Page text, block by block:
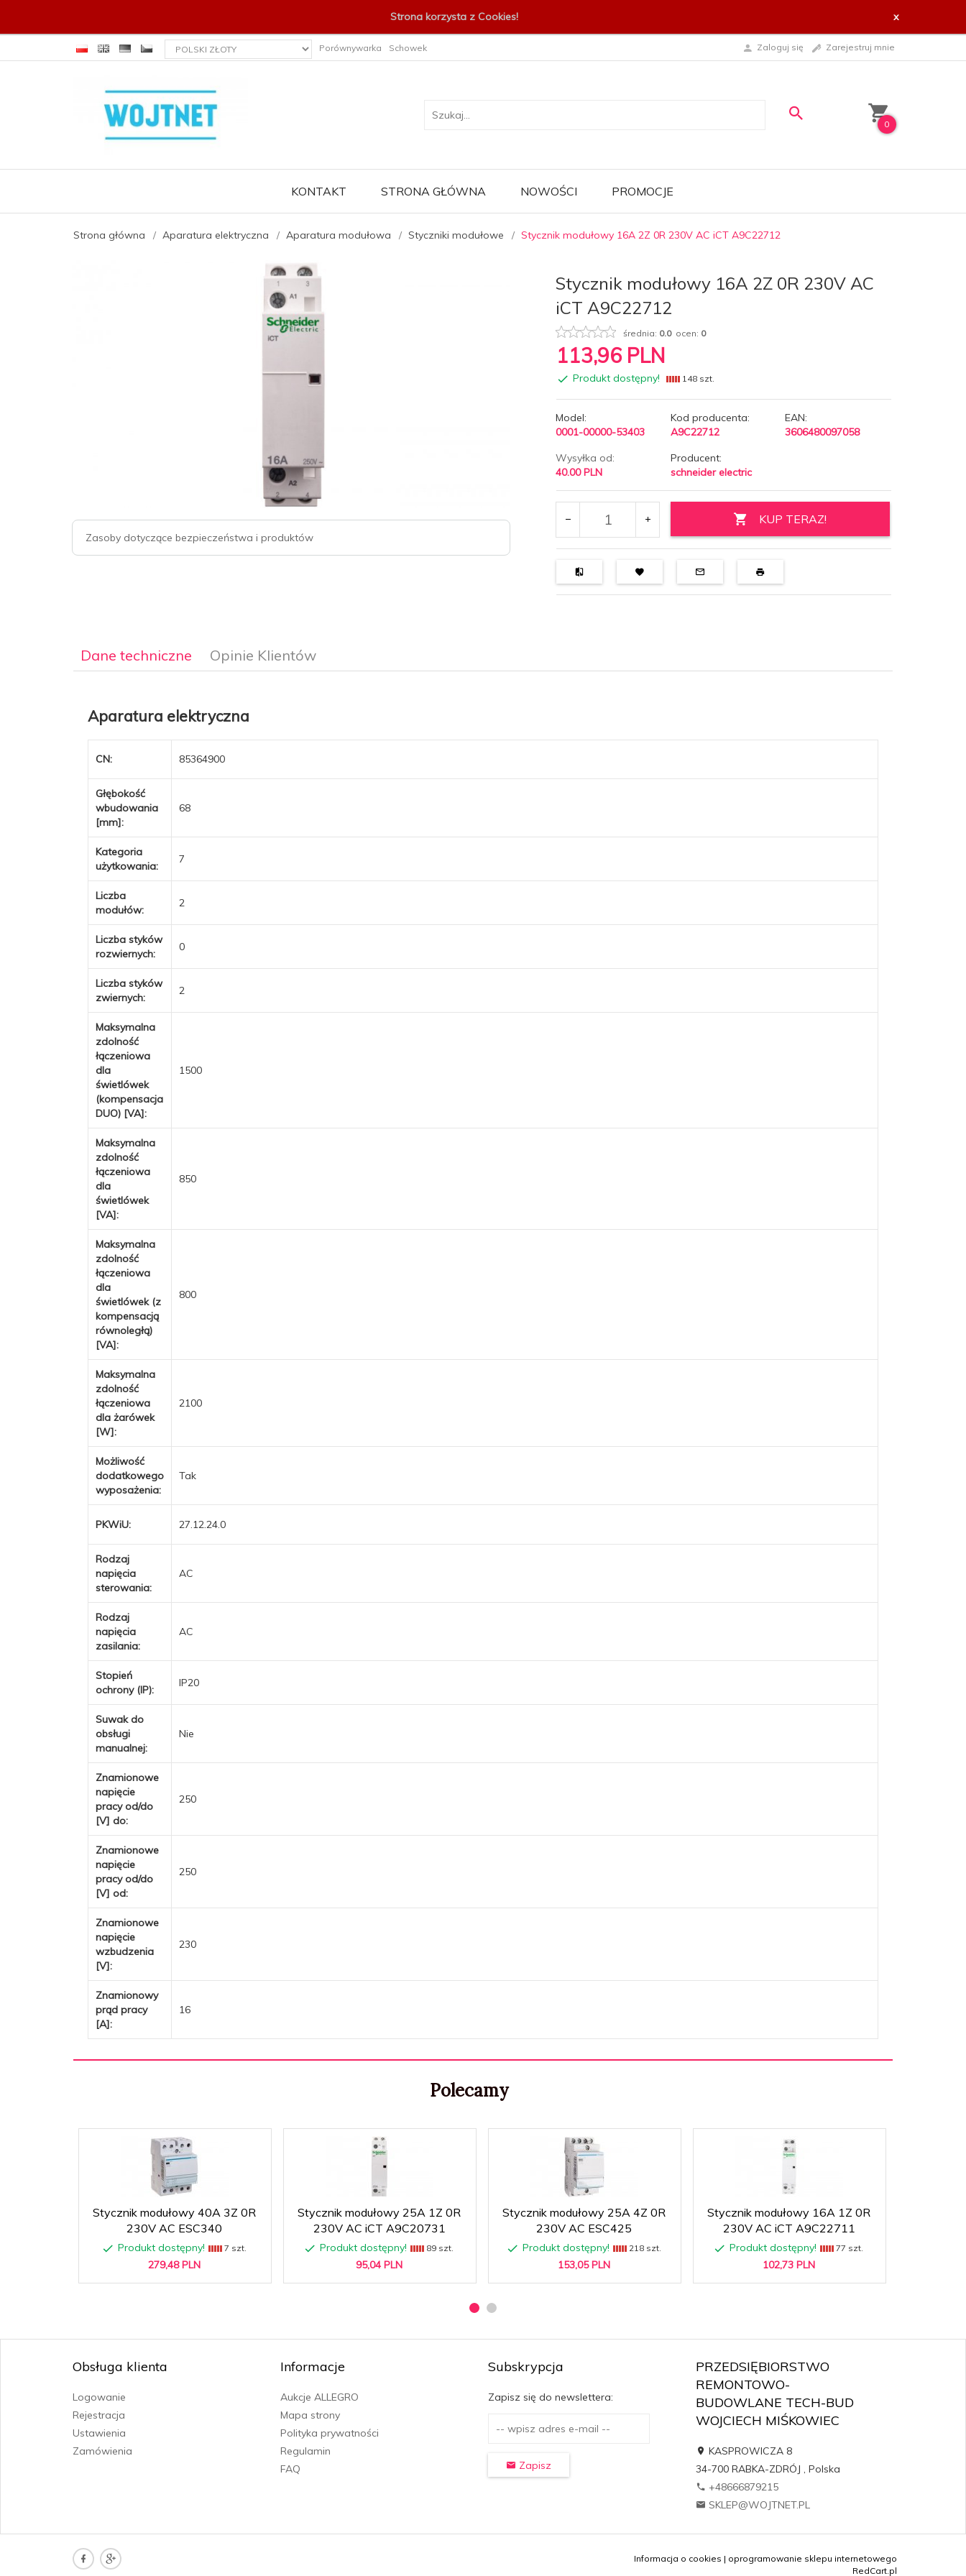
Strona korzysta z Cookies! x
currency_h Porównywarka Schowek Zaloguj się Zarejestruj mnie
0
KONTAKT STRONA GŁÓWNA NOWOŚCI PROMOCJE
Strona główna Aparatura elektryczna Aparatura modułowa Styczniki modułowe Stycznik modułowy 16A 2Z 0R 230V AC iCT A9C22712
Zasoby dotyczące bezpieczeństwa i produktów
Stycznik modułowy 16A 2Z 0R 230V AC
iCT A9C22712
średnia: 0.0ocen: 0
113,96 PLN
Produkt dostępny! 148 szt.
Model:
0001-00000-53403
Kod producenta:
A9C22712
EAN:
3606480097058
Wysyłka od:
40.00 PLN
Producent:
schneider electric
KUP TERAZ!
Dane techniczne Opinie Klientów
Aparatura elektryczna
CN: 85364900
Głębokość
wbudowania
[mm]:
68
Kategoria
użytkowania:
7
Liczba
modułów:
2
Liczba styków
rozwiernych:
0
Liczba styków
zwiernych:
2
Maksymalna
zdolność
łączeniowa
dla
świetlówek
(kompensacja
DUO) [VA]:
1500
Maksymalna
zdolność
łączeniowa
dla
świetlówek
[VA]:
850
Maksymalna
zdolność
łączeniowa
dla
świetlówek (z
kompensacją
równoległą)
[VA]:
800
Maksymalna
zdolność
łączeniowa
dla żarówek
[W]:
2100
Możliwość
dodatkowego
wyposażenia:
Tak
PKWiU: 27.12.24.0
Rodzaj
napięcia
sterowania:
AC
Rodzaj
napięcia
zasilania:
AC
Stopień
ochrony (IP):
IP20
Suwak do
obsługi
manualnej:
Nie
Znamionowe
napięcie
pracy od/do
[V] do:
250
Znamionowe
napięcie
pracy od/do
[V] od:
250
Znamionowe
napięcie
wzbudzenia
[V]:
230
Znamionowy
prąd pracy
[A]:
16
Polecamy
Stycznik modułowy 40A 3Z 0R
230V AC ESC340
Produkt dostępny! 7 szt.
279,48 PLN
Stycznik modułowy 25A 1Z 0R
230V AC iCT A9C20731
Produkt dostępny! 89 szt.
95,04 PLN
Stycznik modułowy 25A 4Z 0R
230V AC ESC425
Produkt dostępny! 218 szt.
153,05 PLN
Stycznik modułowy 16A 1Z 0R
230V AC iCT A9C22711
Produkt dostępny! 77 szt.
102,73 PLN
Obsługa klienta
Logowanie
Rejestracja
Ustawienia
Zamówienia
Informacje
Aukcje ALLEGRO
Mapa strony
Polityka prywatności
Regulamin
FAQ
Subskrypcja
Zapisz się do newslettera:
Zapisz
PRZEDSIĘBIORSTWO
REMONTOWO-
BUDOWLANE TECH-BUD
WOJCIECH MIŚKOWIEC
KASPROWICZA 8
34-700 RABKA-ZDRÓJ , Polska
+48666879215
SKLEP@WOJTNET.PL
Informacja o cookies | oprogramowanie sklepu internetowego
RedCart.pl